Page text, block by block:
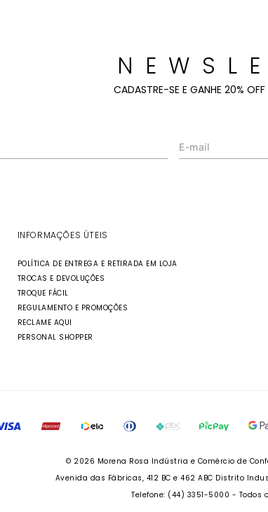
CADASTRE-SE E GANHE 20%
INFORMAÇÕES ÚTEIS
POLÍTICA DE ENTREGA E RETIRADA EM LOJA
TROCAS E DEVOLUÇÕES
TROQUE FÁCIL
REGULAMENTO E PROMOÇÕES
RECLAME AQUI
PERSONAL SHOPPER
© 2026 Morena Rosa Indústria e Comércio de
Avenida das Fábricas, 412 BC e 462 ABC Distrito
Telefone: (44) 3351-5000 - Todos